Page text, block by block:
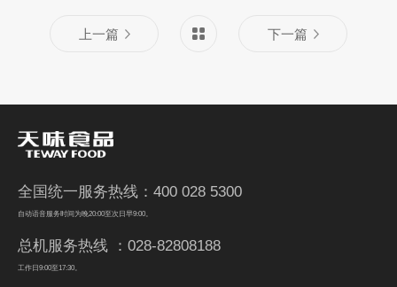
上一篇 下一篇
全国统一服务热线：400 028 5300
自动语音服务时间为晚20:00至次日早9:00。
总机服务热线 ：028-82808188
工作日9:00至17:30。